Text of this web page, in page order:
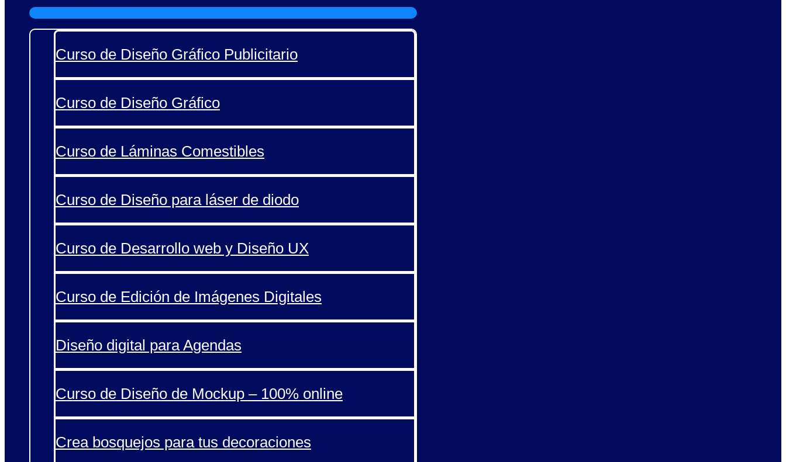
Curso de Diseño Gráfico Publicitario
Curso de Diseño Gráfico
Curso de Láminas Comestibles
Curso de Diseño para láser de diodo
Curso de Desarrollo web y Diseño UX
Curso de Edición de Imágenes Digitales
Diseño digital para Agendas
Curso de Diseño de Mockup – 100% online
Crea bosquejos para tus decoraciones